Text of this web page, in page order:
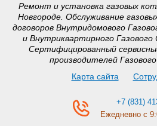
Ремонт и установка газовых
Новгороде. Обслуживание
договоров Внутридомового
и Внутриквартирного Газового
Сертифицированный
производителей
Карта сайта
+7 (831)
Ежедневно с